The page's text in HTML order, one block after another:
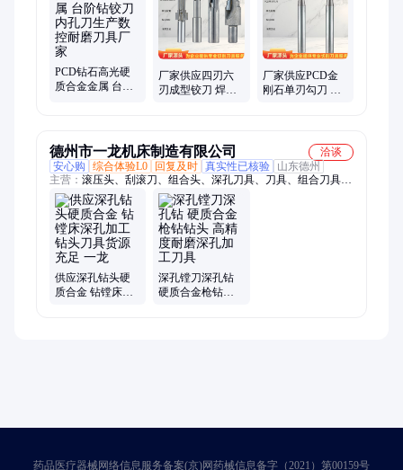
刀、金刚石成型刀、钨钢阶梯钻、PCD切断刀、非标钨钢铣刀、
非标钨钢钻头、非标成型刀、钨钢镗孔刀
PCD钻石高光硬
质合金金属 台阶
厂家供应四刃六
刃成型铰刀 焊接
厂家供应PCD金
刚石单刃勾刀 非
德州市一龙机床制造有限公司
洽谈
安心购
综合体验L0 回复及时 真实性已核验
山东德州
主营： 滚压头、刮滚刀、组合头、深孔刀具、刀具、组合刀具、
滚光刀具、硬质合金、刀具配件、液压刀具、钻镗床、bta钻头、
滚刀钢管、合金钻头、深孔钻头、山特钻头、定制机床、打孔钻
头、定制镗床、头滚压刀、镗滚组合、刮削滚光刀
供应深孔钻头硬
质合金 钻镗床深
深孔镗刀深孔钻
硬质合金枪钻钻
药品医疗器械网络信息服务备案(京)网药械信息备字（2021）第00159号